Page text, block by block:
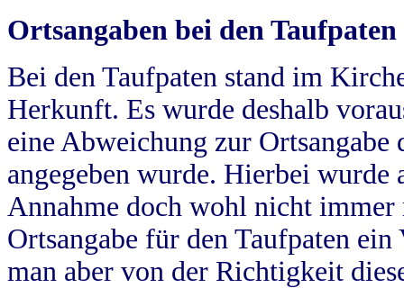
Ortsangaben bei den Taufpaten
Bei den Taufpaten stand im
Herkunft. Es wurde deshalb
eine Abweichung zur
angegeben wurde. Hierbei wurde
Annahme doch wohl nicht
Ortsangabe für den Taufpaten
man aber von der Richtigkeit